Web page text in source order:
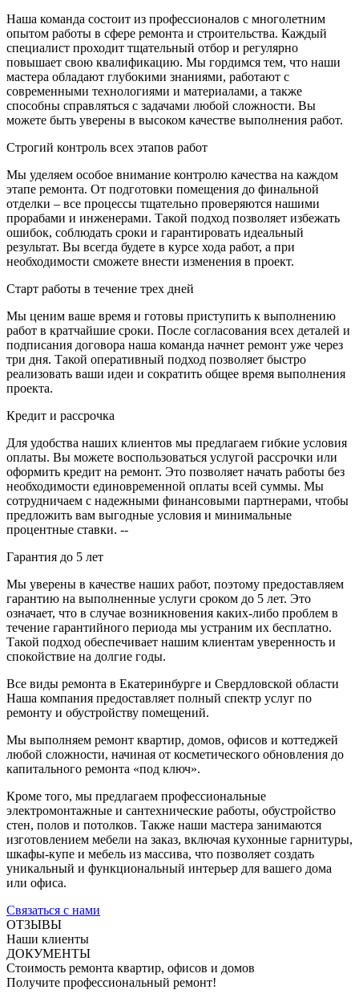
Наша команда состоит из профессионалов с многолетним
опытом работы в сфере ремонта и строительства. Каждый
специалист проходит тщательный отбор и регулярно
повышает свою квалификацию. Мы гордимся тем, что наши
мастера обладают глубокими знаниями, работают с
современными технологиями и материалами, а также
способны справляться с задачами любой сложности. Вы
можете быть уверены в высоком качестве выполнения работ.
Строгий контроль всех этапов работ
Мы уделяем особое внимание контролю качества на каждом
этапе ремонта. От подготовки помещения до финальной
отделки – все процессы тщательно проверяются нашими
прорабами и инженерами. Такой подход позволяет избежать
ошибок, соблюдать сроки и гарантировать идеальный
результат. Вы всегда будете в курсе хода работ, а при
необходимости сможете внести изменения в проект.
Старт работы в течение трех дней
Мы ценим ваше время и готовы приступить к выполнению
работ в кратчайшие сроки. После согласования всех деталей и
подписания договора наша команда начнет ремонт уже через
три дня. Такой оперативный подход позволяет быстро
реализовать ваши идеи и сократить общее время выполнения
проекта.
Кредит и рассрочка
Для удобства наших клиентов мы предлагаем гибкие условия
оплаты. Вы можете воспользоваться услугой рассрочки или
оформить кредит на ремонт. Это позволяет начать работы без
необходимости единовременной оплаты всей суммы. Мы
сотрудничаем с надежными финансовыми партнерами, чтобы
предложить вам выгодные условия и минимальные
процентные ставки. --
Гарантия до 5 лет
Мы уверены в качестве наших работ, поэтому предоставляем
гарантию на выполненные услуги сроком до 5 лет. Это
означает, что в случае возникновения каких-либо проблем в
течение гарантийного периода мы устраним их бесплатно.
Такой подход обеспечивает нашим клиентам уверенность и
спокойствие на долгие годы.
Все виды ремонта в Екатеринбурге и Свердловской области
Наша компания предоставляет полный спектр услуг по
ремонту и обустройству помещений.
Мы выполняем ремонт квартир, домов, офисов и коттеджей
любой сложности, начиная от косметического обновления до
капитального ремонта «под ключ».
Кроме того, мы предлагаем профессиональные
электромонтажные и сантехнические работы, обустройство
стен, полов и потолков. Также наши мастера занимаются
изготовлением мебели на заказ, включая кухонные гарнитуры,
шкафы-купе и мебель из массива, что позволяет создать
уникальный и функциональный интерьер для вашего дома
или офиса.
Связаться с нами
ОТЗЫВЫ
Наши клиенты
ДОКУМЕНТЫ
Стоимость ремонта квартир, офисов и домов
Получите профессиональный ремонт!